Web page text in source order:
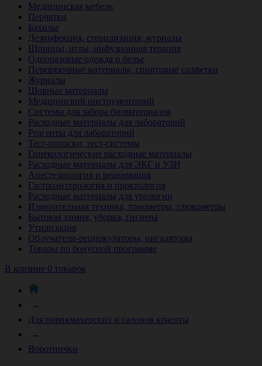
Медицинская мебель
Перчатки
Бахилы
Дезинфекция, стерилизация, журналы
Шприцы, иглы, инфузионная терапия
Одноразовые одежда и белье
Перевязочные материалы, спиртовые салфетки
Журналы
Шовные материалы
Медицинский инструментарий
Системы для забора биоматериалов
Расходные материалы для лабораторий
Реагенты для лабораторий
Тест-полоски, тест-системы
Гинекологические расходные материалы
Расходные материалы для ЭКГ и УЗИ
Анестезиология и реанимация
Гастроэнтерология и проктология
Расходные материалы для урологии
Измерительная техника, тонометры, глюкометры
Бытовая химия, уборка, гигиена
Утилизация
Облучатели-рециркуляторы, ингаляторы
Товары по бонусной программе
В корзине 0 товаров
→
Для парикмахерских и салонов красоты
→
Воротнички